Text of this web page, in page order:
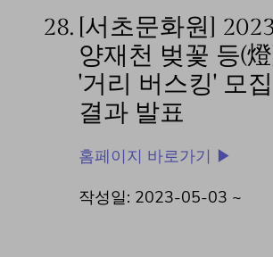
28. [서초문화원]
양재천 벚꽃 등(燈
'거리 버스킹' 모
결과 발표
홈페이지 바로가기 ▶
작성일: 2023-05-03 ~